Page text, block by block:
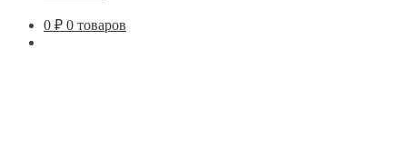
0 ₽ 0 товаров